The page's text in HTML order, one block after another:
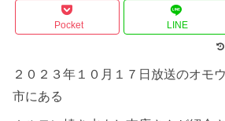
Pocket LINE
２０２３年１０月１７日放送のオモ
市にある